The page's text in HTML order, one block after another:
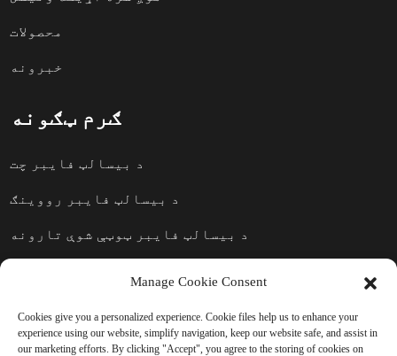
محصولات
خبرونه
ګرم ټګونه
د بیسالټ فایبر چت
د بیسالټ فایبر رووینګ
د بیسالټ فایبر ټوټې شوې تارونه
پوښتنې واستوئ: د نورو زده کړې
Manage Cookie Consent
Cookies give you a personalized experience. Cookie files help us to enhance your
experience using our website, simplify navigation, keep our website safe, and assist in
our marketing efforts. By clicking "Accept", you agree to the storing of cookies on